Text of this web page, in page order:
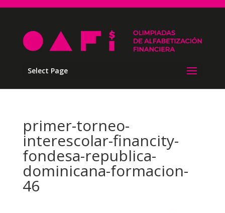
Select Page
primer-torneo-
interescolar-financity-
fondesa-republica-
dominicana-formacion-
46